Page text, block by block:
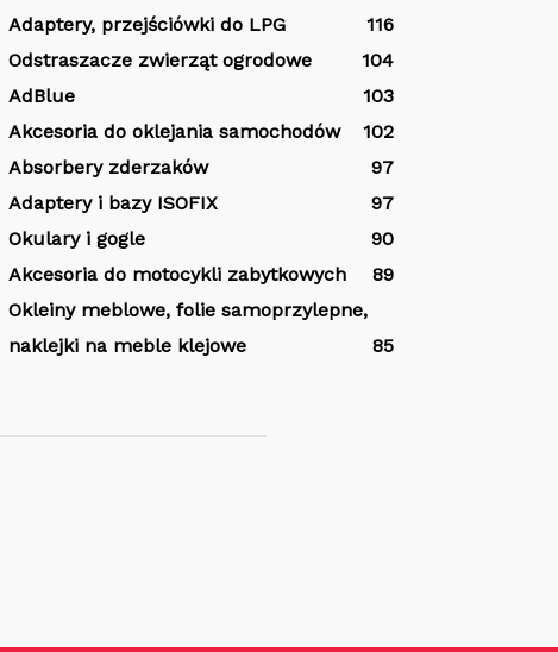
Adaptery, przejściówki do LPG
116
Odstraszacze zwierząt ogrodowe
104
AdBlue
103
Akcesoria do oklejania samochodów
102
Absorbery zderzaków
97
Adaptery i bazy ISOFIX
97
Okulary i gogle
90
Akcesoria do motocykli zabytkowych
89
Okleiny meblowe, folie samoprzylepne,
naklejki na meble klejowe
85